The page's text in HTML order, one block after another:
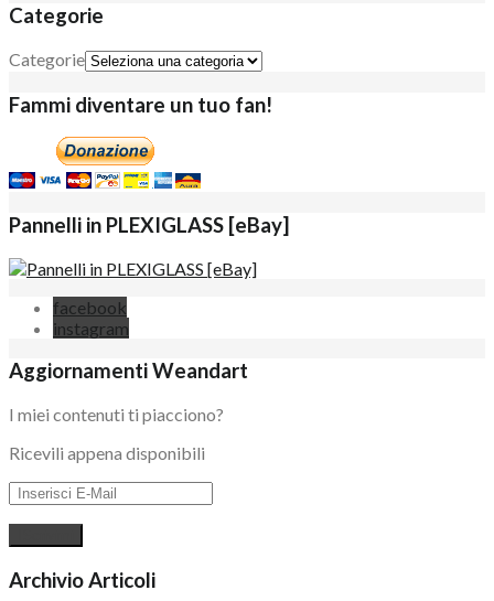
Categorie
Categorie
Fammi diventare un tuo fan!
Pannelli in PLEXIGLASS [eBay]
facebook
instagram
Aggiornamenti Weandart
I miei contenuti ti piacciono?
Ricevili appena disponibili
Archivio Articoli